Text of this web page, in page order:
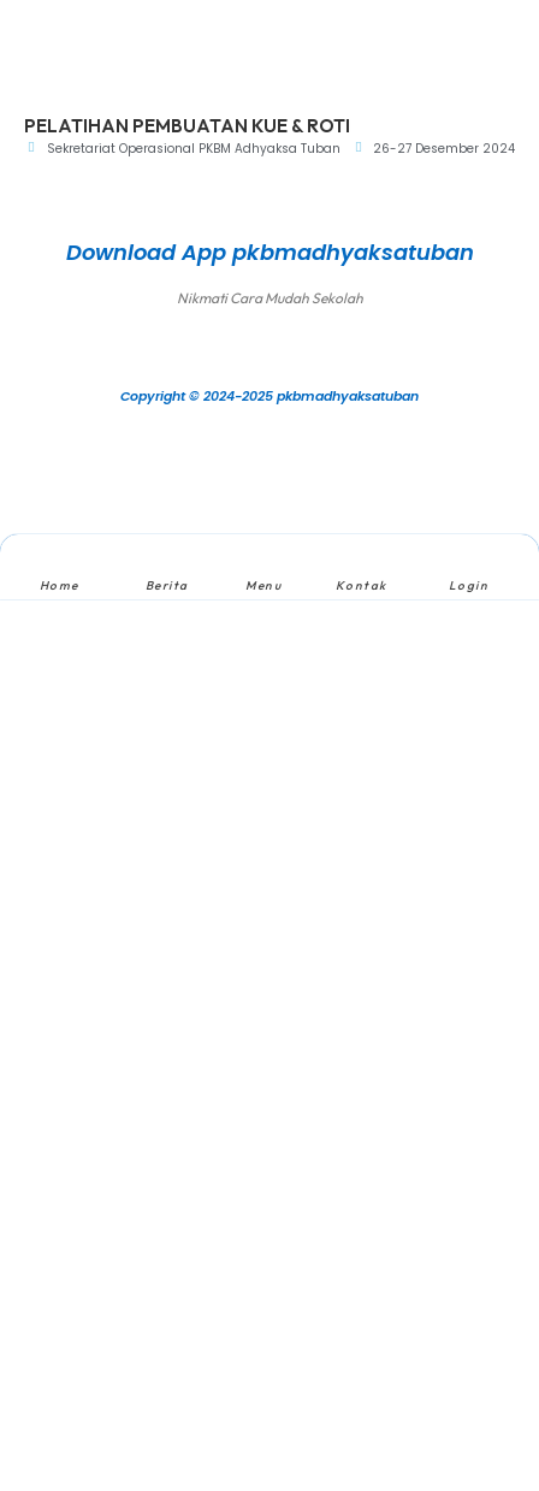
PELATIHAN PEMBUATAN KUE & ROTI
Sekretariat Operasional PKBM Adhyaksa Tuban 26-27 Desember 2024
Download App pkbmadhyaksatuban
Nikmati Cara Mudah Sekolah
Copyright © 2024-2025 pkbmadhyaksatuban
Home Berita Menu Kontak Login